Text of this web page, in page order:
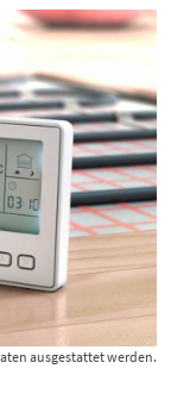
ausgestattet werden.